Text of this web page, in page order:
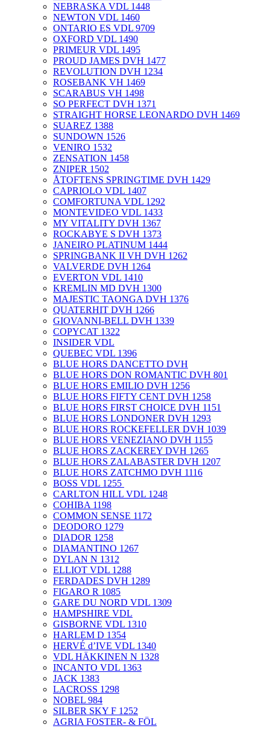
NEBRASKA VDL 1448
NEWTON VDL 1460
ONTARIO ES VDL 9709
OXFORD VDL 1490
PRIMEUR VDL 1495
PROUD JAMES DVH 1477
REVOLUTION DVH 1234
ROSEBANK VH 1469
SCARABUS VH 1498
SO PERFECT DVH 1371
STRAIGHT HORSE LEONARDO DVH 1469
SUAREZ 1388
SUNDOWN 1526
VENIRO 1532
ZENSATION 1458
ZNIPER 1502
ÅTOFTENS SPRINGTIME DVH 1429
CAPRIOLO VDL 1407
COMFORTUNA VDL 1292
MONTEVIDEO VDL 1433
MY VITALITY DVH 1367
ROCKABYE S DVH 1373
JANEIRO PLATINUM 1444
SPRINGBANK II VH DVH 1262
VALVERDE DVH 1264
EVERTON VDL 1410
KREMLIN MD DVH 1300
MAJESTIC TAONGA DVH 1376
QUATERHIT DVH 1266
GIOVANNI-BELL DVH 1339
COPYCAT 1322
INSIDER VDL
QUEBEC VDL 1396
BLUE HORS DANCETTO DVH
BLUE HORS DON ROMANTIC DVH 801
BLUE HORS EMILIO DVH 1256
BLUE HORS FIFTY CENT DVH 1258
BLUE HORS FIRST CHOICE DVH 1151
BLUE HORS LONDONER DVH 1293
BLUE HORS ROCKEFELLER DVH 1039
BLUE HORS VENEZIANO DVH 1155
BLUE HORS ZACKEREY DVH 1265
BLUE HORS ZALABASTER DVH 1207
BLUE HORS ZATCHMO DVH 1116
BOSS VDL 1255 ​
CARLTON HILL VDL 1248
COHIBA 1198
COMMON SENSE 1172
DEODORO 1279
DIADOR 1258
DIAMANTINO 1267
DYLAN N 1312
ELLIOT VDL 1288
FERDADES DVH 1289
FIGARO R 1085
GARE DU NORD VDL 1309
HAMPSHIRE VDL
GISBORNE VDL 1310
HARLEM D 1354
HERVÉ d’IVE VDL 1340
VDL HÄKKINEN N 1328
INCANTO VDL 1363
JACK 1383
LACROSS 1298
NOBEL 984
SILBER SKY F 1252
AGRIA FOSTER- & FÖL